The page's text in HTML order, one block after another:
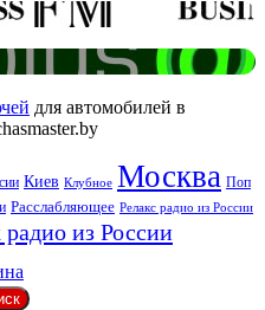
для автомобилей в
Киев Клубное Москва Поп
Расслабляющее Релакс радио из России
радио из России